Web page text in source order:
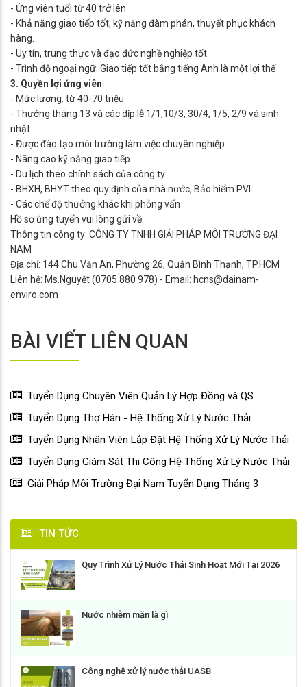
- Ứng viên tuổi từ 40 trở lên
- Khả năng giao tiếp tốt, kỹ năng đàm phán, thuyết phục khách
hàng.
- Uy tín, trung thực và đạo đức nghề nghiệp tốt.
- Trình độ ngoại ngữ: Giao tiếp tốt bằng tiếng Anh là một lợi thế
3. Quyền lợi ứng viên
- Mức lương: từ 40-70 triệu
- Thưởng tháng 13 và các dịp lễ 1/1,10/3, 30/4, 1/5, 2/9 và sinh
nhật
- Được đào tạo môi trường làm việc chuyên nghiệp
- Nâng cao kỹ năng giao tiếp
- Du lịch theo chính sách của công ty
- BHXH, BHYT theo quy định của nhà nước, Bảo hiểm PVI
- Các chế độ thưởng khác khi phỏng vấn
Hồ sơ ứng tuyển vui lòng gửi về:
Thông tin công ty: CÔNG TY TNHH GIẢI PHÁP MÔI TRƯỜNG ĐẠI
NAM
Địa chỉ: 144 Chu Văn An, Phường 26, Quận Bình Thạnh, TP.HCM
Liên hệ: Ms.Nguyệt (0705 880 978) - Email: hcns@dainam-
enviro.com
BÀI VIẾT LIÊN QUAN
Tuyển Dụng Chuyên Viên Quản Lý Hợp Đồng và QS
Tuyển Dụng Thợ Hàn - Hệ Thống Xử Lý Nước Thải
Tuyển Dụng Nhân Viên Lắp Đặt Hệ Thống Xử Lý Nước Thải
Tuyển Dụng Giám Sát Thi Công Hệ Thống Xử Lý Nước Thải
Giải Pháp Môi Trường Đại Nam Tuyển Dụng Tháng 3
TIN TỨC
Quy Trình Xử Lý Nước Thải Sinh Hoạt Mới Tại 2026
Nước nhiễm mặn là gì
Công nghệ xử lý nước thải UASB